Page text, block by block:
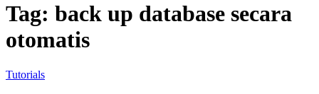
Tag: back up database secara
otomatis
Tutorials